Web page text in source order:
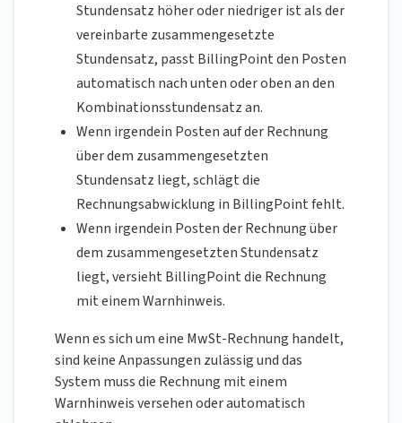
Stundensatz höher oder niedriger ist als der
vereinbarte zusammengesetzte
Stundensatz, passt BillingPoint den Posten
automatisch nach unten oder oben an den
Kombinationsstundensatz an.
Wenn irgendein Posten auf der Rechnung
über dem zusammengesetzten
Stundensatz liegt, schlägt die
Rechnungsabwicklung in BillingPoint fehlt.
Wenn irgendein Posten der Rechnung über
dem zusammengesetzten Stundensatz
liegt, versieht BillingPoint die Rechnung
mit einem Warnhinweis.
Wenn es sich um eine MwSt-Rechnung handelt,
sind keine Anpassungen zulässig und das
System muss die Rechnung mit einem
Warnhinweis versehen oder automatisch